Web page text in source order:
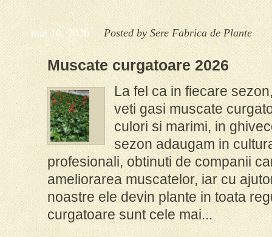
mai 10, 2026 Posted bySere Fabrica de Plante
Muscate curgatoare 2026
La fel ca in fiecare
veti gasi muscate
culori si marimi, in
sezon adaugam in
profesionali, obtinuti de companii
ameliorarea muscatelor, iar cu
noastre ele devin plante in toata
curgatoare sunt cele mai...